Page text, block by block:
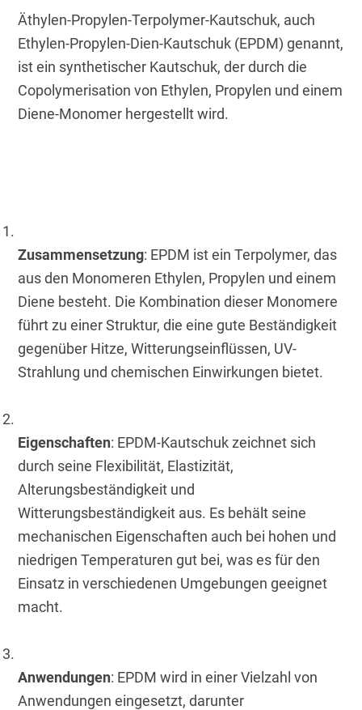
Äthylen-Propylen-Terpolymer-Kautschuk, auch
Ethylen-Propylen-Dien-Kautschuk (EPDM) genannt,
ist ein synthetischer Kautschuk, der durch die
Copolymerisation von Ethylen, Propylen und einem
Diene-Monomer hergestellt wird.
Zusammensetzung: EPDM ist ein Terpolymer, das
aus den Monomeren Ethylen, Propylen und einem
Diene besteht. Die Kombination dieser Monomere
führt zu einer Struktur, die eine gute Beständigkeit
gegenüber Hitze, Witterungseinflüssen, UV-
Strahlung und chemischen Einwirkungen bietet.
Eigenschaften: EPDM-Kautschuk zeichnet sich
durch seine Flexibilität, Elastizität,
Alterungsbeständigkeit und
Witterungsbeständigkeit aus. Es behält seine
mechanischen Eigenschaften auch bei hohen und
niedrigen Temperaturen gut bei, was es für den
Einsatz in verschiedenen Umgebungen geeignet
macht.
Anwendungen: EPDM wird in einer Vielzahl von
Anwendungen eingesetzt, darunter